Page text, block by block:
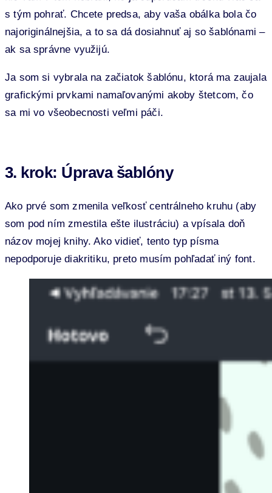
s tým pohrať. Chcete predsa, aby vaša obálka bola čo
najoriginálnejšia, a to sa dá dosiahnuť aj so šablónami –
ak sa správne využijú.
Ja som si vybrala na začiatok šablónu, ktorá ma zaujala
grafickými prvkami namaľovanými akoby štetcom, čo
sa mi vo všeobecnosti veľmi páči.
3. krok: Úprava šablóny
Ako prvé som zmenila veľkosť centrálneho kruhu (aby
som pod ním zmestila ešte ilustráciu) a vpísala doň
názov mojej knihy. Ako vidieť, tento typ písma
nepodporuje diakritiku, preto musím pohľadať iný font.